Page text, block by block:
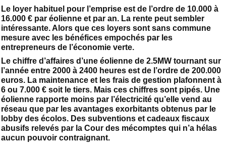
Le loyer habituel pour l’emprise est de l’ordre de 10.000 à
16.000 € par éolienne et par an. La rente peut sembler
intéressante. Alors que ces loyers sont sans commune
mesure avec les bénéfices empochés par les
entrepreneurs de l’économie verte.
Le chiffre d’affaires d’une éolienne de 2.5MW tournant sur
l’année entre 2000 à 2400 heures est de l’ordre de 200.000
euros. La maintenance et les frais de gestion plafonnent à
6 ou 7.000 € soit le tiers. Mais ces chiffres sont pipés. Une
éolienne rapporte moins par l’électricité qu’elle vend au
réseau que par les avantages exorbitants obtenus par le
lobby des écolos. Des subventions et cadeaux fiscaux
abusifs relevés par la Cour des mécomptes qui n’a hélas
aucun pouvoir contraignant.